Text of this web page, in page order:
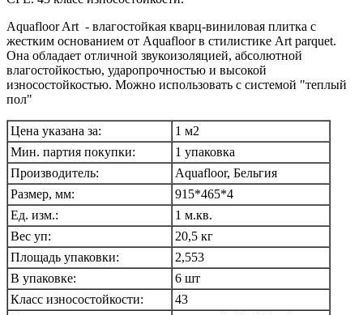
Aquafloor Art - влагостойкая кварц-виниловая плитка с
жестким основанием от Aquafloor в стилистике Art parquet.
Она обладает отличной звукоизоляцией, абсолютной
влагостойкостью, ударопрочностью и высокой
износостойкостью. Можно использовать с системой "теплый
пол"
Цена указана за:
1 м2
Мин. партия покупки:
1 упаковка
Производитель:
Aquafloor, Бельгия
Размер, мм:
915*465*4
Ед. изм.:
1 м.кв.
Вес уп:
20,5 кг
Площадь упаковки:
2,553
В упаковке:
6 шт
Класс износостойкости:
43